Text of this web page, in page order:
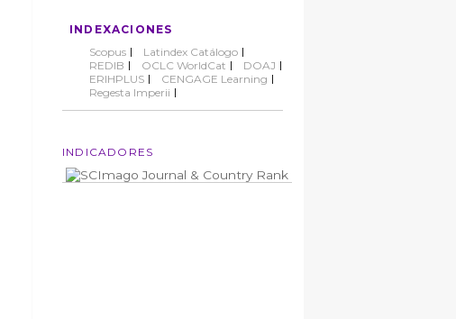
INDEXACIONES
Scopus
Latindex Catálogo
REDIB
OCLC WorldCat
DOAJ
ERIHPLUS
CENGAGE Learning
Regesta Imperii
INDICADORES